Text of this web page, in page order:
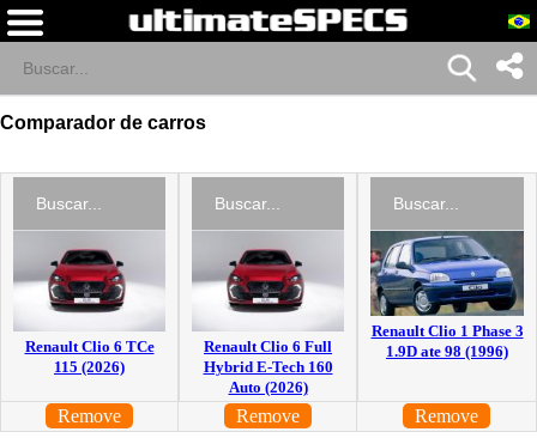
Comparador de carros
Renault Clio 6 TCe
115 (2026)
Renault Clio 6 Full
Hybrid E-Tech 160
Auto (2026)
Renault Clio 1 Phase 3
1.9D ate 98 (1996)
Remove Remove Remove